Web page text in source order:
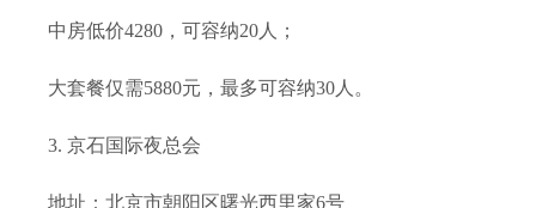
中房低价4280，可容纳20人；
大套餐仅需5880元，最多可容纳30人。
3. 京石国际夜总会
地址：北京市朝阳区曙光西里家6号